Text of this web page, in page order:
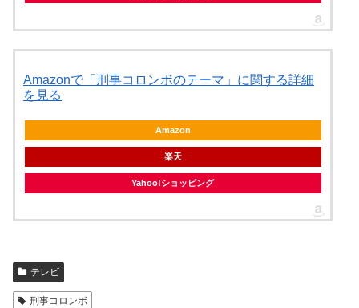
Amazonで「刑事コロンボのテーマ」に関する詳細
を見る
Amazon
楽天
Yahoo!ショッピング
テレビ
刑事コロンボ